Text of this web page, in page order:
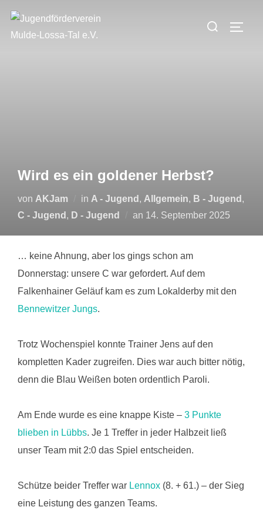
Inhalt
springen
Suchen
Wird es ein goldener Herbst?
von AKJam in A - Jugend , Allgemein, B - Jugend ,
C - Jugend , D - Jugend an Veröffentlicht
14. September 2025
… keine Ahnung, aber los gings schon am
Donnerstag: unsere C war gefordert. Auf dem
Falkenhainer Geläuf kam es zum Lokalderby mit den
Bennewitzer Jungs.
Trotz Wochenspiel konnte Trainer Jens auf den
kompletten Kader zugreifen. Dies war auch bitter nötig,
denn die Blau Weißen boten ordentlich Paroli.
Am Ende wurde es eine knappe Kiste – 3 Punkte
blieben in Lübbs. Je 1 Treffer in jeder Halbzeit ließ
unser Team mit 2:0 das Spiel entscheiden.
Schütze beider Treffer war Lennox (8. + 61.) – der Sieg
eine Leistung des ganzen Teams.